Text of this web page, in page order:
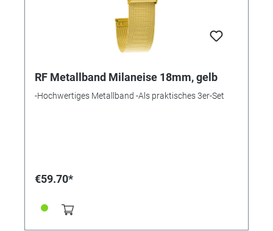
RF Metallband Milaneise 18mm, gelb
-Hochwertiges Metallband -Als praktisches 3er-Set
€59.70*